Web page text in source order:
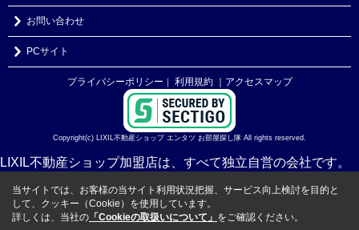
お問い合わせ
PCサイト
プライバシーポリシー 利用規約 ｜アクセスマップ
Copyright(c) LIXIL不動産ショップ エンタツ お部屋探し隊 All rights reserved.
LIXIL不動産ショップ加盟店は、すべて独立自営の会社です。
当サイトでは、お客様の当サイト利用状況把握、サービス向上検討を目的と
して、クッキー（Cookie）を使用しています。
詳しくは、当社の 「Cookieの取扱いについて」 をご確認ください。